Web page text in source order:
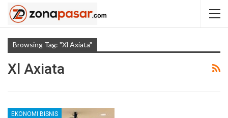
Browsing Tag: "xl Axiata"
Xl Axiata
EKONOMI BISNIS